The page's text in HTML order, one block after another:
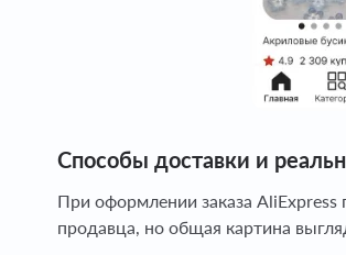
Способы доставки и
При оформлении заказа AliExpress
продавца, но общая картина